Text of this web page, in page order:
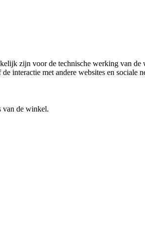
zijn voor de technische werking van
interactie met andere websites en
van de winkel.